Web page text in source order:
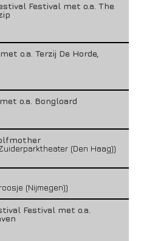
Festival met o.a. The
o.a. Terzij De Horde,
o.a. Bongloard
(Den Haag))
(Nijmegen))
Festival met o.a.